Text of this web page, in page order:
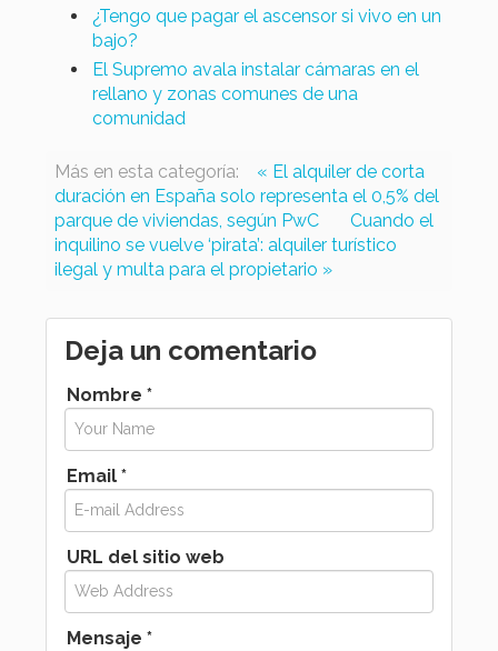
¿Tengo que pagar el ascensor si vivo en un
bajo?
El Supremo avala instalar cámaras en el
rellano y zonas comunes de una
comunidad
Más en esta categoría:
« El alquiler de corta
duración en España solo representa el 0,5% del
parque de viviendas, según PwC
Cuando el
inquilino se vuelve ‘pirata’: alquiler turístico
ilegal y multa para el propietario »
Deja un comentario
Nombre *
Email *
URL del sitio web
Mensaje *